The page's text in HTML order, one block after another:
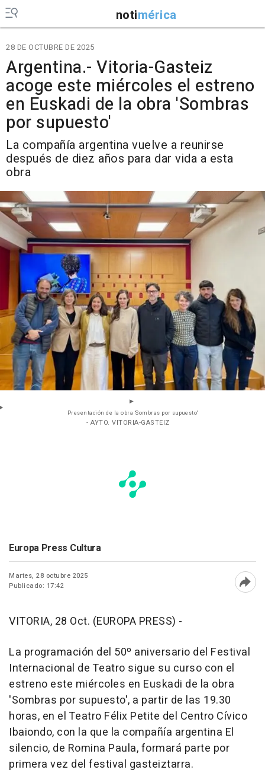
notimérica
28 DE OCTUBRE DE 2025
Argentina.- Vitoria-Gasteiz
acoge este miércoles el estreno
en Euskadi de la obra 'Sombras
por supuesto'
La compañía argentina vuelve a reunirse
después de diez años para dar vida a esta
obra
Presentación de la obra 'Sombras por supuesto'
- AYTO. VITORIA-GASTEIZ
Europa Press Cultura
Martes, 28 octubre 2025
Publicado: 17:42
VITORIA, 28 Oct. (EUROPA PRESS) -
La programación del 50º aniversario del Festival
Internacional de Teatro sigue su curso con el
estreno este miércoles en Euskadi de la obra
'Sombras por supuesto', a partir de las 19.30
horas, en el Teatro Félix Petite del Centro Cívico
Ibaiondo, con la que la compañía argentina El
silencio, de Romina Paula, formará parte por
primera vez del festival gasteiztarra.